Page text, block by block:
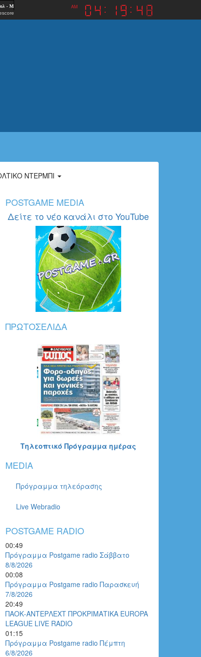
AM
ΝΤΈΡΜΠΙ
POSTGAME MEDIA
Δείτε το νέο κανάλι στο YouTube
ΠΡΩΤΟΣΈΛΙΔΑ
Τηλεοπτικό Πρόγραμμα ημέρας
MEDIA
Πρόγραμμα τηλεόρασης
Live Webradio
POSTGAME RADIO
00:49
Πρόγραμμα Postgame radio Σάββατο
8/8/2026
00:08
Πρόγραμμα Postgame radio Παρασκευή
7/8/2026
20:49
ΠΑΟΚ-ΑΝΤΕΡΛΕΧΤ ΠΡΟΚΡΙΜΑΤΙΚΑ EUROPA
LEAGUE LIVE RADIO
01:15
Πρόγραμμα Postgame radio Πέμπτη
6/8/2026